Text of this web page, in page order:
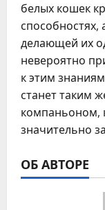
белых кошек
делающей их
невероятно
к этим
станет таким
компаньоном,
значительно
ОБ АВТОРЕ